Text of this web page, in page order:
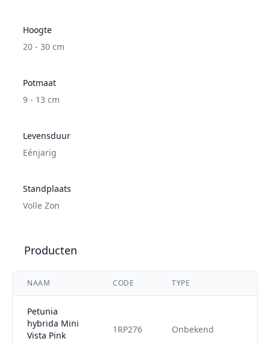
Hoogte
20 - 30 cm
Potmaat
9 - 13 cm
Levensduur
Eénjarig
Standplaats
Volle Zon
Producten
NAAM CODE TYPE
Petunia
hybrida Mini
Vista Pink
1RP276 Onbekend